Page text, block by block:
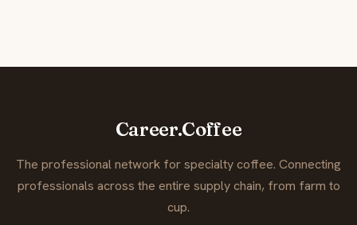
Career.Coffee
The professional network for specialty coffee. Connecting
professionals across the entire supply chain, from farm to
cup.